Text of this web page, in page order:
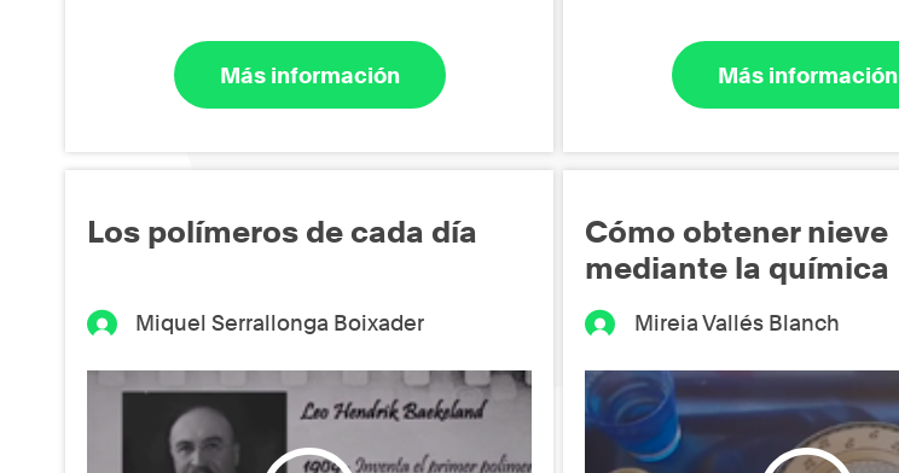
Más información Más información
Los polímeros de cada día
Miquel Serrallonga Boixader
Cómo obtener nieve
mediante la química
Mireia Vallés Blanch